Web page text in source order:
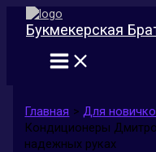
Перейти
содержимому
Букмекерская
Главная
Для
Кондиционеры
надежных руках